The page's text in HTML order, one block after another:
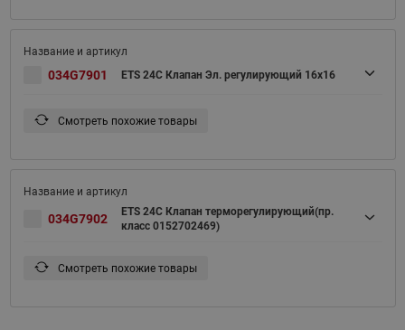
034G7901 ETS 24C Клапан Эл. регулирующий 16x16
Смотреть похожие товары
034G7902
ETS 24C Клапан терморегулирующий(пр.
класс 0152702469)
Смотреть похожие товары